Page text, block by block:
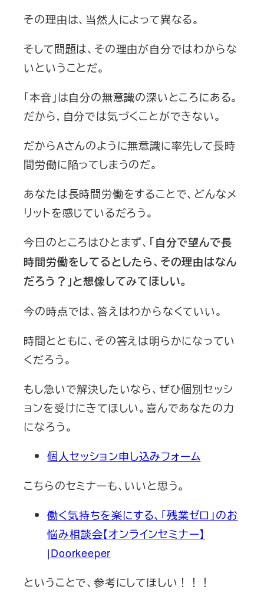
その理由は、当然人によって異なる。
そして問題は、その理由が自分ではわからな
いということだ。
「本音」は自分の無意識の深いところにある。
だから，自分では気づくことができない。
だからAさんのように無意識に率先して長時
間労働に陥ってしまうのだ。
あなたは長時間労働をすることで、どんなメ
リットを感じているだろう。
今日のところはひとまず、 「自分で望んで長
時間労働をしてるとしたら、その理由はなん
だろう？」と想像してみてほしい。
今の時点では、答えはわからなくていい。
時間とともに、その答えは明らかになってい
くだろう。
もし急いで解決したいなら、ぜひ個別セッシ
ョンを受けにきてほしい。喜んであなたの力
になろう。
個人セッション申し込みフォーム
こちらのセミナーも、いいと思う。
働く気持ちを楽にする、「残業ゼロ」のお
悩み相談会【オンラインセミナー】
|Doorkeeper
ということで、参考にしてほしい！！！